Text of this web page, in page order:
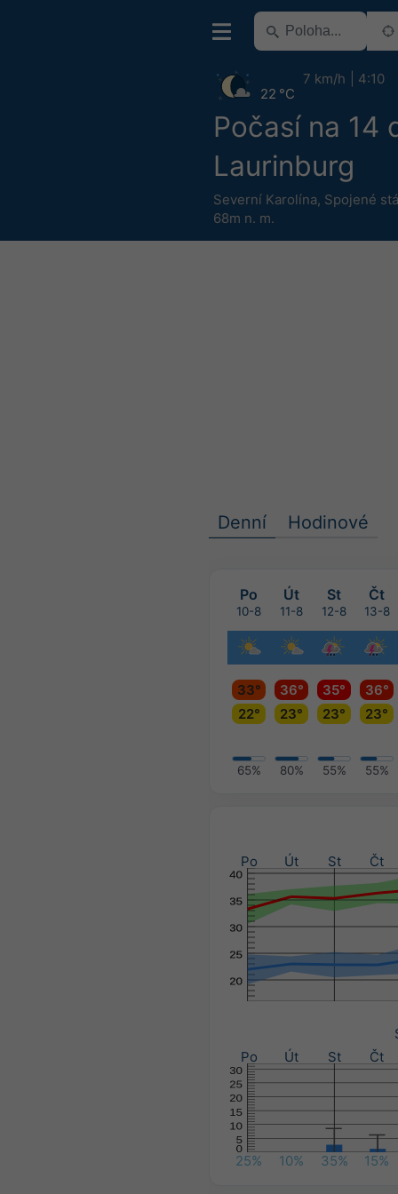
Počasí na 14
Laurinburg
Severní Karolína, Spojené
68m n. m.
22 °C
7 km/h 4:10
Denní Hodinové
Po Út St Čt
10-8 11-8 12-8 13-8
33° 36° 35°
36°
22°
23° 23° 23°
65% 80% 55% 55%
Po Út St Čt
Po
Út St Čt
25% 10% 35% 15%